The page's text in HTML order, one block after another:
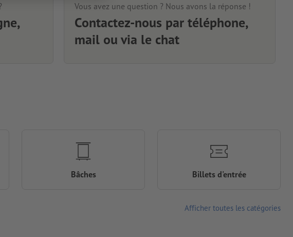
Vous avez une question ? Nous avons la réponse !
Contactez-nous par téléphone,
mail ou via le chat
Bâches Billets d'entrée
Afficher toutes les catégories